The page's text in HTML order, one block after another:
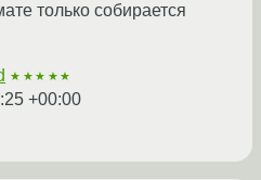
только собирается
★★★★★
+00:00